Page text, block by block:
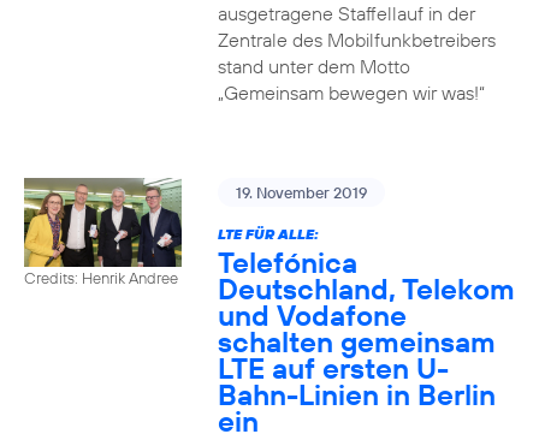
ausgetragene Staffellauf in der
Zentrale des Mobilfunkbetreibers
stand unter dem Motto
„Gemeinsam bewegen wir was!“
Credits: Henrik Andree
19. November 2019
LTE FÜR ALLE:
Telefónica
Deutschland, Telekom
und Vodafone
schalten gemeinsam
LTE auf ersten U-
Bahn-Linien in Berlin
ein